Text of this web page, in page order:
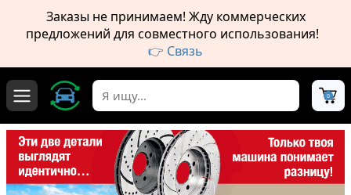
Заказы не принимаем! Жду коммерческих
предложений для совместного использования!
👉 Связь
0